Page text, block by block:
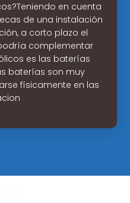
en cuenta
de una instalación
a corto plazo el
complementar
es las baterías
baterías son muy
físicamente en las